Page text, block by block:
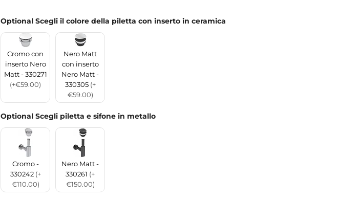
Optional Scegli il colore della piletta con inserto in ceramica
Cromo con
inserto Nero
Matt - 330271
(+€59.00)
Nero Matt
con inserto
Nero Matt -
330305 (+
€59.00)
Optional Scegli piletta e sifone in metallo
Cromo -
330242 (+
€110.00)
Nero Matt -
330261 (+
€150.00)